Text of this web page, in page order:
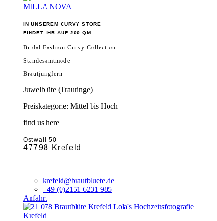
MILLA NOVA
IN UNSEREM CURVY STORE
FINDET IHR AUF 200 QM:
Bridal Fashion Curvy Collection
Standesamtmode
Brautjungfern
Juwelblüte (Trauringe)
Preiskategorie: Mittel bis Hoch
find us here
Ostwall 50
47798 Krefeld
krefeld@brautbluete.de
+49 (0)2151 6231 985
Anfahrt
Krefeld